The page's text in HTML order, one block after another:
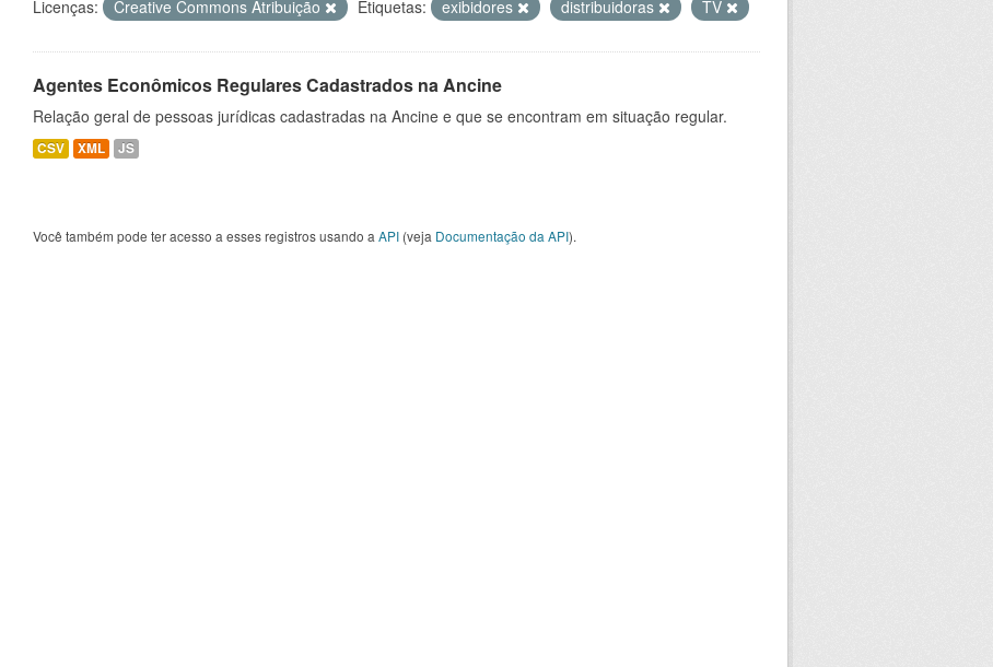
Licenças: Creative Commons Atribuição Etiquetas: exibidores distribuidoras TV
Agentes Econômicos Regulares Cadastrados na Ancine
Relação geral de pessoas jurídicas cadastradas na Ancine e que se encontram em situação regular.
CSV XML JS
Você também pode ter acesso a esses registros usando a API (veja Documentação da API).